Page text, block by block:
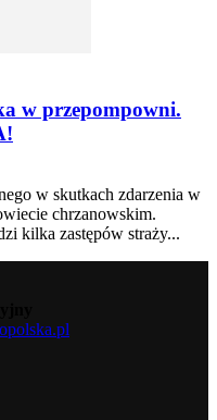
w przepompowni.
w skutkach zdarzenia w
chrzanowskim.
kilka zastępów straży...